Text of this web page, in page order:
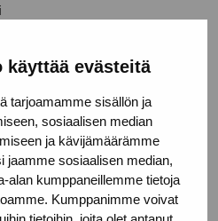
käyttää evästeitä
tarjoamamme sisällön ja
sosiaalisen median
ja kävijämäärämme
jaamme sosiaalisen median,
alan kumppaneillemme tietoja
Kumppanimme voivat